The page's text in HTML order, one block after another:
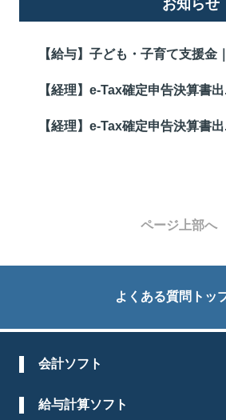
お知らせ
【給与】子ども・子育て支援金
【経理】e-Tax確定申告決算書出
【経理】e-Tax確定申告決算書出
ページ上部へ
よくある質問トッ
会計ソフト
給与計算ソフト